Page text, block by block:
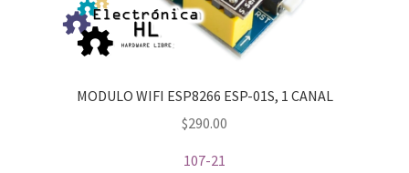
MODULO WIFI ESP8266 ESP-01S, 1 CANAL
$290.00
107-21